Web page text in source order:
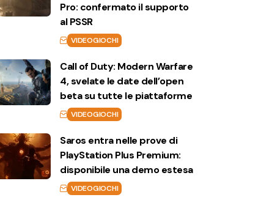
Pro: confermato il supporto
al PSSR
VIDEOGIOCHI
Call of Duty: Modern Warfare
4, svelate le date dell’open
beta su tutte le piattaforme
VIDEOGIOCHI
Saros entra nelle prove di
PlayStation Plus Premium:
disponibile una demo estesa
VIDEOGIOCHI